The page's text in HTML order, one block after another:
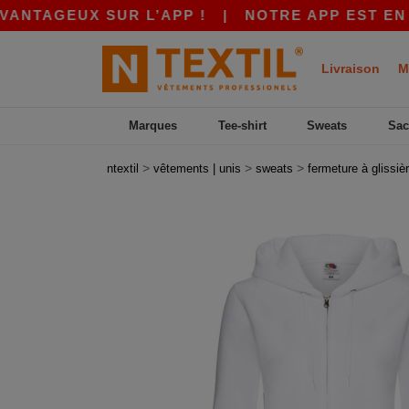
SUR L’APP ! |NOTRE APP EST EN LIGNE
Livraison
Marques Tee-shirt Sweats
ntextil > vêtements | unis > sweats > fermeture à